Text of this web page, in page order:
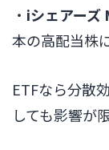
・ iシェアーズ
本の高配当株
ETFなら分散
しても影響が